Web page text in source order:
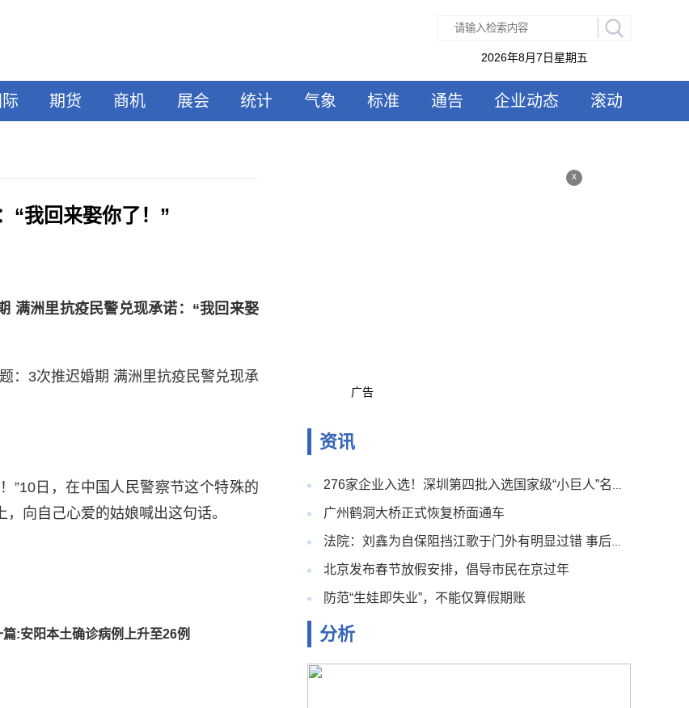
2026年8月7日星期五
际 期货 商机 展会 统计 气象 标准 通告 企业动态 滚动
“我回来娶你了！”
洲里抗疫民警兑现承诺：“我回来娶
：3次推迟婚期 满洲里抗疫民警兑现承
日，在中国人民警察节这个特殊的
向自己心爱的姑娘喊出这句话。
篇:安阳本土确诊病例上升至26例
x
广告
资讯
276家企业入选！深圳第四批入选国家级“小巨人”名单公布
广州鹤洞大桥正式恢复桥面通车
法院：刘鑫为自保阻挡江歌于门外有明显过错 事后言论有违伦常
北京发布春节放假安排，倡导市民在京过年
防范“生娃即失业”，不能仅算假期账
分析